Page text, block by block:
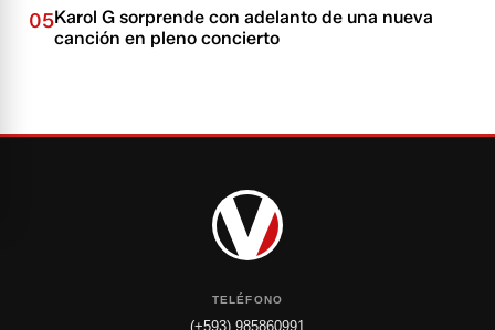
05Karol G sorprende con adelanto de una nueva
canción en pleno concierto
TELÉFONO
(+593) 985860991